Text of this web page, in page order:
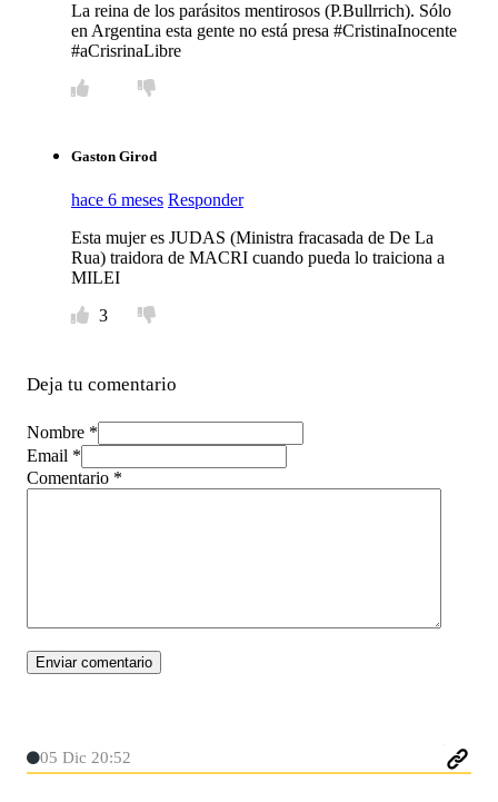
La reina de los parásitos mentirosos (P.Bullrrich). Sólo
en Argentina esta gente no está presa #CristinaInocente
#aCrisrinaLibre
Gaston Girod
hace 6 meses Responder
Esta mujer es JUDAS (Ministra fracasada de De La
Rua) traidora de MACRI cuando pueda lo traiciona a
MILEI
3
Deja tu comentario
Nombre *
Email *
Comentario *
05 Dic 20:52